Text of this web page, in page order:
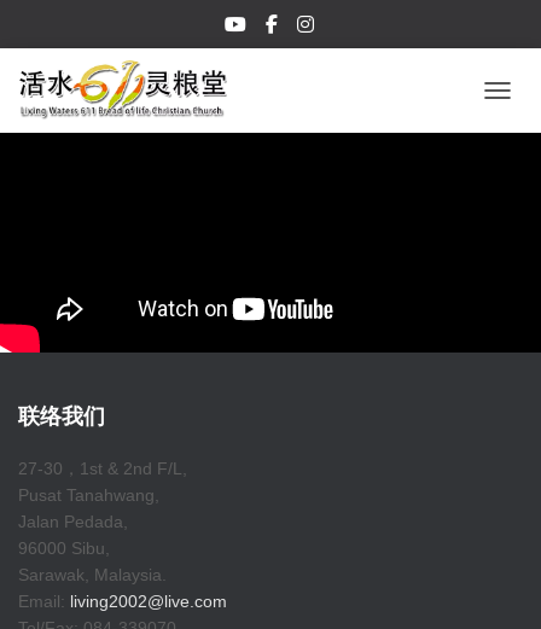
联络我们
27-30，1st & 2nd F/L,
Pusat Tanahwang,
Jalan Pedada,
96000 Sibu,
Sarawak, Malaysia.
Email: living2002@live.com